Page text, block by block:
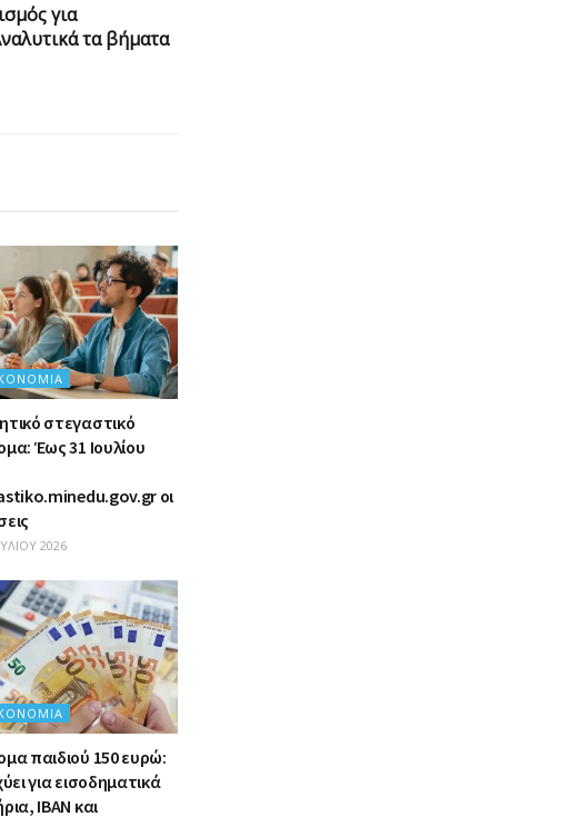
για
τα βήματα
στεγαστικό
Έως 31 Ιουλίου
οι
2026
παιδιού 150 ευρώ:
για εισοδηματικά
IBAN και